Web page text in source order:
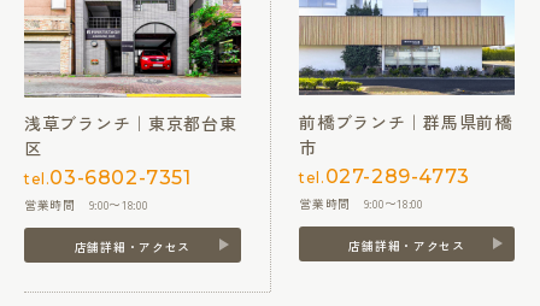
浅草ブランチ｜東京都台東
区
tel.03-6802-7351
営業時間 9:00〜18:00
店舗詳細・アクセス
前橋ブランチ｜群馬県前橋
市
tel. 027-289-4773
営業時間 9:00〜18:00
店舗詳細・アクセス